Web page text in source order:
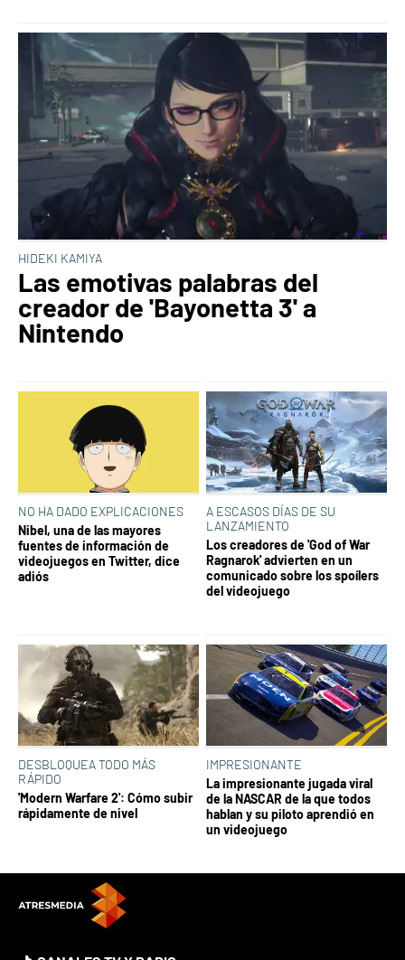
HIDEKI KAMIYA
Las emotivas palabras del
creador de 'Bayonetta 3' a
Nintendo
NO HA DADO EXPLICACIONES
Nibel, una de las mayores
fuentes de información de
videojuegos en Twitter, dice
adiós
A ESCASOS DÍAS DE SU
LANZAMIENTO
Los creadores de 'God of War
Ragnarok' advierten en un
comunicado sobre los spoílers
del videojuego
DESBLOQUEA TODO MÁS
RÁPIDO
'Modern Warfare 2': Cómo subir
rápidamente de nivel
IMPRESIONANTE
La impresionante jugada viral
de la NASCAR de la que todos
hablan y su piloto aprendió en
un videojuego